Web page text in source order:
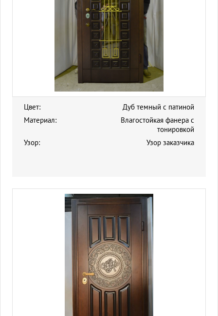
Цвет:
Дуб темный с патиной
Материал:
Влагостойкая фанера с
тонировкой
Узор:
Узор заказчика